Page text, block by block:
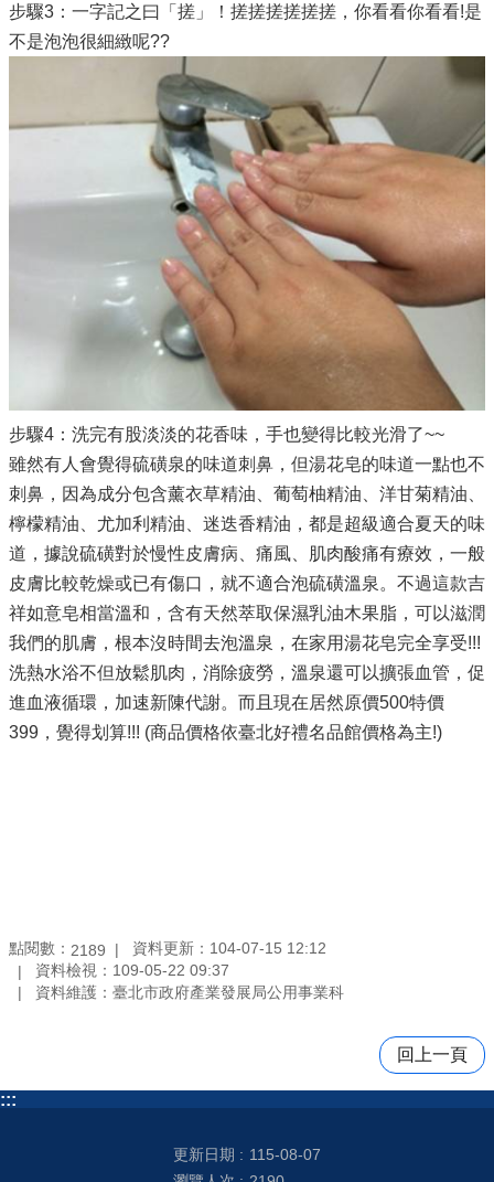
步驟3：一字記之曰「搓」！搓搓搓搓搓搓，你看看你看看!是
不是泡泡很細緻呢??
步驟4：洗完有股淡淡的花香味，手也變得比較光滑了~~
雖然有人會覺得硫磺泉的味道刺鼻，但湯花皂的味道一點也不
刺鼻，因為成分包含薰衣草精油、葡萄柚精油、洋甘菊精油、
檸檬精油、尤加利精油、迷迭香精油，都是超級適合夏天的味
道，據說硫磺對於慢性皮膚病、痛風、肌肉酸痛有療效，一般
皮膚比較乾燥或已有傷口，就不適合泡硫磺溫泉。不過這款吉
祥如意皂相當溫和，含有天然萃取保濕乳油木果脂，可以滋潤
我們的肌膚，根本沒時間去泡溫泉，在家用湯花皂完全享受!!!
洗熱水浴不但放鬆肌肉，消除疲勞，溫泉還可以擴張血管，促
進血液循環，加速新陳代謝。而且現在居然原價500特價
399，覺得划算!!! (商品價格依臺北好禮名品館價格為主!)
點閱數： 2189
資料更新：104-07-15 12:12
資料檢視：109-05-22 09:37
資料維護：臺北市政府產業發展局公用事業科
回上一頁
:::
更新日期
115-08-07